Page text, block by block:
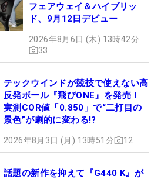
フェアウェイ＆ハイブリッ
ド、9月12日デビュー
2026年8月6日 (木) 13時42分
33
テックウインドが競技で使えない高
反発ボール『飛びONE』を発売！
実測COR値「0.850」で“二打目の
景色”が劇的に変わる!?
2026年8月3日 (月) 13時51分 12
話題の新作を抑えて『G440 K』が